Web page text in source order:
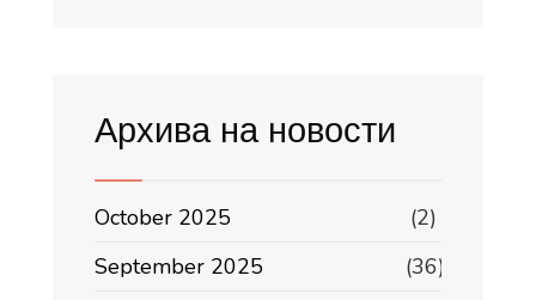
Архива на новости
October 2025
(2)
September 2025
(36)